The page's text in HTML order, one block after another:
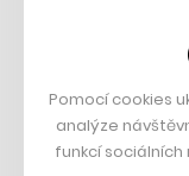
Boční projekt, co
Francouzský
Dva golfisti, co
DESIGN
Pomocí cookies
analýze
funkcí